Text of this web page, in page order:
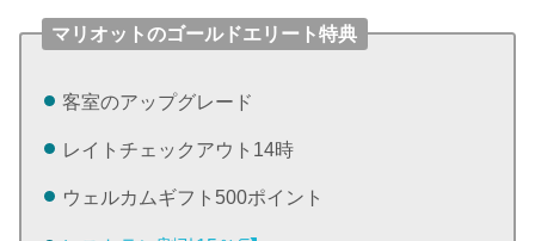
マリオットのゴールドエリート特典
客室のアップグレード
レイトチェックアウト14時
ウェルカムギフト500ポイント